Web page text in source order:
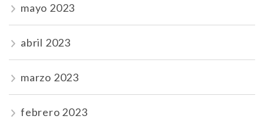
mayo 2023
abril 2023
marzo 2023
febrero 2023